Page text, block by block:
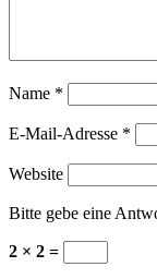
Name *
E-Mail-Adresse *
Website
Bitte gebe eine
2 × 2 =